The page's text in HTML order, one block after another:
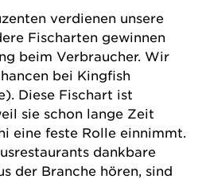
verdienen unsere
Fischarten gewinnen
beim Verbraucher. Wir
bei Kingfish
Diese Fischart ist
sie schon lange Zeit
eine feste Rolle einnimmt.
dankbare
der Branche hören, sind